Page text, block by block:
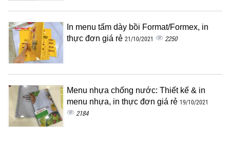
In menu tấm dày bồi Format/Formex, in
thực đơn giá rẻ 21/10/2021 2250
Menu nhựa chống nước: Thiết kế & in
menu nhựa, in thực đơn giá rẻ 19/10/2021
2184